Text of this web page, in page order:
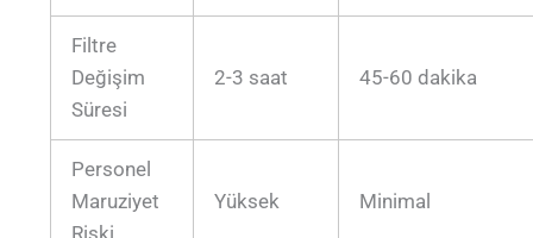
Filtre
Değişim
Süresi
2-3 saat 45-60 dakika
Personel
Maruziyet
Yüksek Minimal